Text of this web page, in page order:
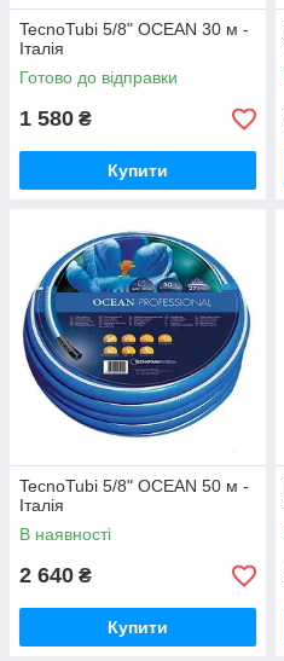
TecnoTubi 5/8" OCEAN 30 м -
Італія
Готово до відправки
1 580 ₴
Купити
TecnoTubi 5/8" OCEAN 50 м -
Італія
В наявності
2 640 ₴
Купити